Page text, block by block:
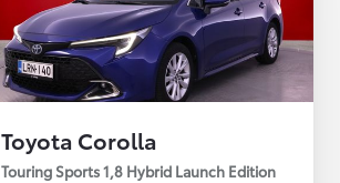
Toyota Corolla
Touring Sports 1,8 Hybrid Launch Edition